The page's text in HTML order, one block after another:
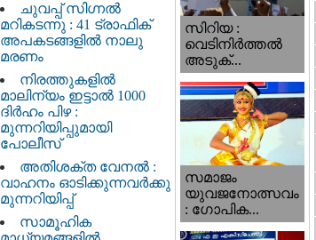
ചുവപ്പ് സിഗ്നൽ
മറികടന്നു : 41 ട്രാഫിക്
അപകടങ്ങളിൽ നാലു
മരണം
നിരത്തുകളിൽ
മാലിന്യം ഇട്ടാൽ 1000
ദിർഹം പിഴ :
മുന്നറിയിപ്പുമായി
പോലീസ്
അതിശക്ത വേനൽ :
വാഹനം ഓടിക്കുന്നവർക്കു
മുന്നറിയിപ്പ്
സാമൂഹിക
സിറിയ :
വെടിനിർത്തൽ
അടുക്...
സമാജം
യുവജനോത്സവം
: ഗോപിക...